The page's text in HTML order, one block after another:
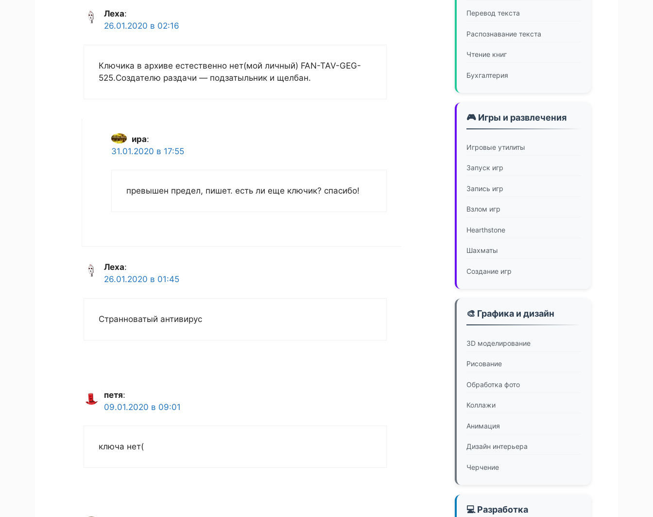
Леха:
26.01.2020 в 02:16
Ключика в архиве естественно нет(мой личный) FAN-TAV-GEG-
525.Создателю раздачи — подзатыльник и щелбан.
ира:
31.01.2020 в 17:55
превышен предел, пишет. есть ли еще ключик? спасибо!
Леха:
26.01.2020 в 01:45
Странноватый антивирус
петя:
09.01.2020 в 09:01
ключа нет(
Перевод текста
Распознавание текста
Чтение книг
Бухгалтерия
🎮 Игры и развлечения
Игровые утилиты
Запуск игр
Запись игр
Взлом игр
Hearthstone
Шахматы
Создание игр
🎨 Графика и дизайн
3D моделирование
Рисование
Обработка фото
Коллажи
Анимация
Дизайн интерьера
Черчение
💻 Разработка